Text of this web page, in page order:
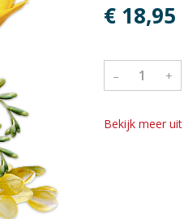
€ 18,95
– +
Bekijk meer